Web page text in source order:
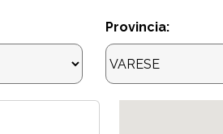
Provincia: